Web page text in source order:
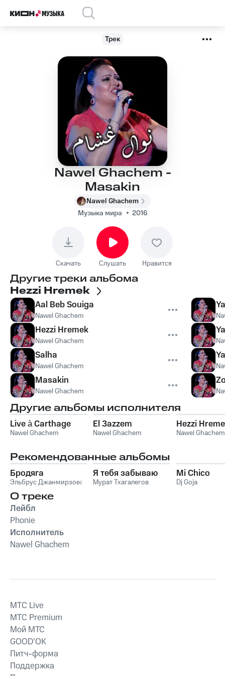
Трек
Nawel Ghachem -
Masakin
Nawel Ghachem
Музыка мира
2016
Скачать Слушать Нравится
Другие треки альбома
Hezzi Hremek
Aal Beb Souiga
Nawel Ghachem
Hezzi Hremek
Nawel Ghachem
Salha
Nawel Ghachem
Masakin
Nawel Ghachem
Другие альбомы исполнителя
Live à Carthage
Nawel Ghachem
El 3azzem
Nawel Ghachem
Hezzi
Nawel Ghachem
Рекомендованные альбомы
Бродяга
Эльбрус Джанмирзоев
Я тебя забываю
Мурат Тхагалегов
Mi Chico
Dj Goja
О треке
Лейбл
Phonie
Исполнитель
Nawel Ghachem
MTС Live
MTС Premium
Мой МТС
GOOD’OK
Питч-форма
Поддержка